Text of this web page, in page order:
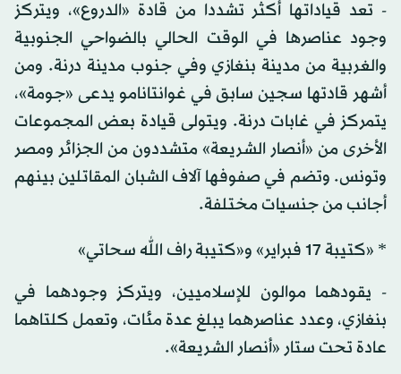
- تعد قياداتها أكثر تشددا من قادة «الدروع»، ويتركز
وجود عناصرها في الوقت الحالي بالضواحي الجنوبية
والغربية من مدينة بنغازي وفي جنوب مدينة درنة. ومن
أشهر قادتها سجين سابق في غوانتانامو يدعى «جومة»،
يتمركز في غابات درنة. ويتولى قيادة بعض المجموعات
الأخرى من «أنصار الشريعة» متشددون من الجزائر ومصر
وتونس. وتضم في صفوفها آلاف الشبان المقاتلين بينهم
أجانب من جنسيات مختلفة.
* «كتيبة 17 فبراير» و«كتيبة راف الله سحاتي»
- يقودهما موالون للإسلاميين، ويتركز وجودهما في
بنغازي، وعدد عناصرهما يبلغ عدة مئات، وتعمل كلتاهما
عادة تحت ستار «أنصار الشريعة».